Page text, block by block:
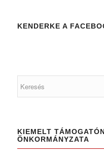
KENDERKE A
KIEMELT
ÖNKORMÁNYZATA